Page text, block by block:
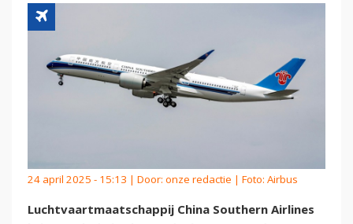
24 april 2025 - 15:13 | Door: onze redactie | Foto: Airbus
Luchtvaartmaatschappij China Southern Airlines